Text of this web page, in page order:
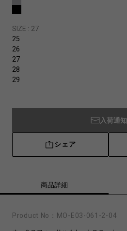
SIZE : 27
25
26
27
28
29
入荷通知
シェア
商品詳細
Product No： MO-E03-061-2-04